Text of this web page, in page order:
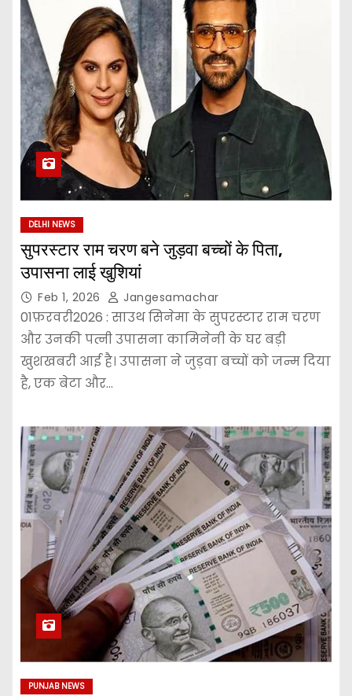
DELHI NEWS
सुपरस्टार राम चरण बने जुड़वा बच्चों के पिता,
उपासना लाई खुशियां
Feb 1, 2026 Jangesamachar
01फ़रवरी2026 : साउथ सिनेमा के सुपरस्टार राम चरण
और उनकी पत्नी उपासना कामिनेनी के घर बड़ी
खुशखबरी आई है। उपासना ने जुड़वा बच्चों को जन्म दिया
है, एक बेटा और…
PUNJAB NEWS